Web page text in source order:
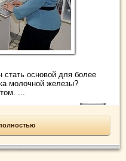
стать основой для более
молочной железы?
...